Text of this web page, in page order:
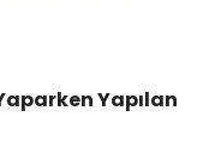
Yapılan